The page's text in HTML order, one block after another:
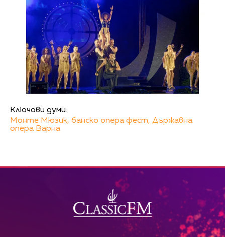
Ключови думи:
Монте Мюзик, банско опера фест, Държавна
опера Варна